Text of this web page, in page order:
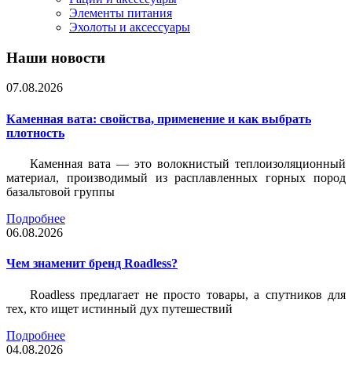
Элементы питания
Эхолоты и аксессуары
Наши новости
07.08.2026
Каменная вата: свойства, применение и как выбрать
плотность
Каменная вата — это волокнистый теплоизоляционный
материал, производимый из расплавленных горных пород
базальтовой группы
Подробнее
06.08.2026
Чем знаменит бренд Roadless?
Roadless предлагает не просто товары, а спутников для
тех, кто ищет истинный дух путешествий
Подробнее
04.08.2026